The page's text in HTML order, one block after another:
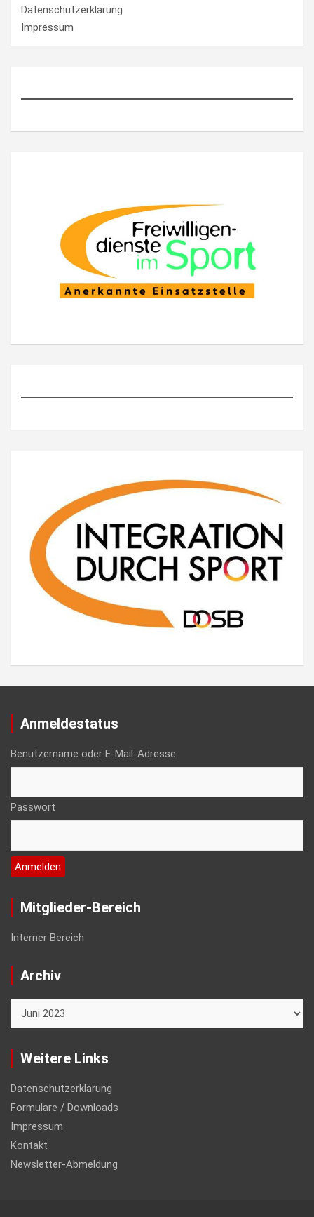
Datenschutzerklärung
Impressum
Anmeldestatus
Benutzername oder E-Mail-Adresse
Passwort
Mitglieder-Bereich
Interner Bereich
Archiv
Weitere Links
Datenschutzerklärung
Formulare / Downloads
Impressum
Kontakt
Newsletter-Abmeldung